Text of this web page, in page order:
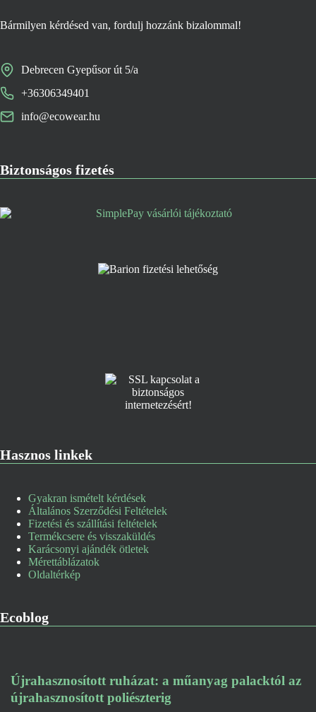
Bármilyen kérdésed van, fordulj hozzánk bizalommal!
Debrecen Gyepűsor út 5/a
+36306349401
info@ecowear.hu
Biztonságos fizetés
Hasznos linkek
Gyakran ismételt kérdések
Általános Szerződési Feltételek
Fizetési és szállítási feltételek
Termékcsere és visszaküldés
Karácsonyi ajándék ötletek
Mérettáblázatok
Oldaltérkép
Ecoblog
Újrahasznosított ruházat: a műanyag palacktól az
újrahasznosított poliészterig